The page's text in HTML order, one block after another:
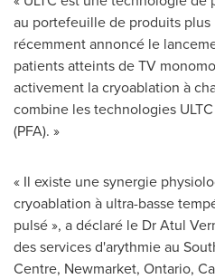
au portefeuille de produits plus
récemment annoncé le
patients atteints de TV
activement la cryoablation à
combine les technologies
(PFA). »
« Il existe une synergie
cryoablation à ultra-basse
pulsé », a déclaré le DrAtul
des services d'arythmie au
Centre, Newmarket, Ontario,